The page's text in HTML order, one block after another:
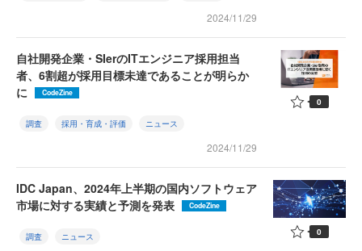
2024/11/29
自社開発企業・SIerのITエンジニア採用担当
者、6割超が採用目標未達であることが明らか
に
CodeZine
調査 採用・育成・評価 ニュース
2024/11/29
0
IDC Japan、2024年上半期の国内ソフトウェア
市場に対する実績と予測を発表
CodeZine
調査 ニュース 0